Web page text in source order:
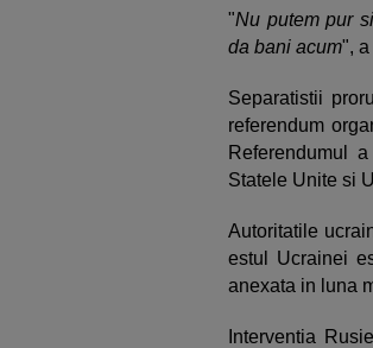
"Nu putem pur
da bani acum",
Separatistii
referendum
Referendumul
Statele Unite si
Autoritatile
estul Ucrainei
anexata in luna
Interventia